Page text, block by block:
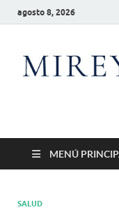
agosto 8, 2026
Mireya
MENÚ
SALUD